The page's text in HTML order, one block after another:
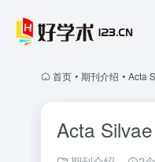
首页 • 期刊介绍 • Acta
Acta